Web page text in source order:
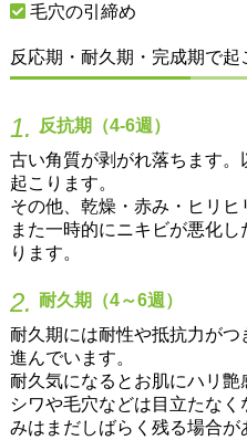
毛穴の引締め
反応期・耐久期・完成期で
1.
反抗期（4-6週）
古い角質が剥がれ落ちます
起こります。
その他、乾燥・赤み・ヒリヒ
また一時的にニキビが悪化
ります。
2. 耐久期（4～6週）
耐久期には耐性や抵抗力が
進んでいます。
耐久気になるとお肌にハリ
シワや毛穴などは目立たな
みはまだしばらく残る場合が